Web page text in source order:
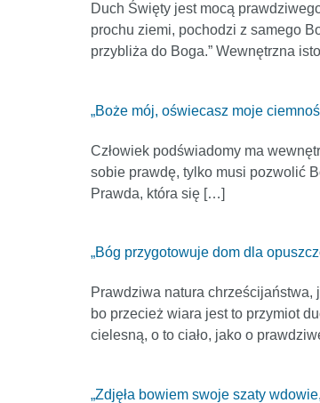
Duch Święty jest mocą
prochu ziemi, pochodzi z samego
przybliża do Boga.” Wewnętrzna
„Boże mój, oświecasz moje
Człowiek podświadomy ma
sobie prawdę, tylko musi pozwolić
Prawda, która się […]
„Bóg przygotowuje dom dla
Prawdziwa natura chrześcijaństwa,
bo przecież wiara jest to przymiot
cielesną, o to ciało, jako o
„Zdjęła bowiem swoje szaty